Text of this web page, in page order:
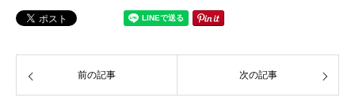
前の記事 次の記事